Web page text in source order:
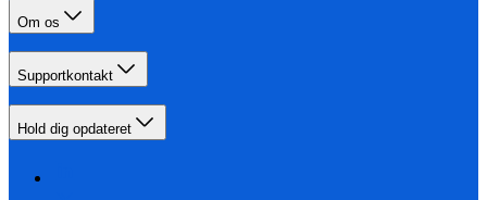
Om os
Supportkontakt
Hold dig opdateret